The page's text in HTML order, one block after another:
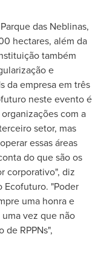
das Neblinas,
hectares, além da
também
e
da empresa em três
neste evento é
com a
setor, mas
essas áreas
do que são os
corporativo", diz
Ecofuturo. "Poder
uma honra e
vez que não
RPPNs",